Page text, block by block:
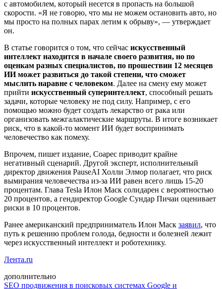
с автомобилем, который несется в пропасть на большой
скорости. «Я не говорю, что мы не можем остановить авто, но
мы просто на полных парах летим к обрыву», — утверждает
он.
В статье говорится о том, что сейчас искусственный
интеллект находится в начале своего развития, но по
оценкам разных специалистов, по прошествии 12 месяцев
ИИ может развиться до такой степени, что сможет
мыслить наравне с человеком. Далее на смену ему может
прийти искусственный суперинтеллект, способный решать
задачи, которые человеку не под силу. Например, с его
помощью можно будет создать лекарство от рака или
организовать межгалактические маршруты. В итоге возникает
риск, что в какой-то момент ИИ будет воспринимать
человечество как помеху.
Впрочем, пишет издание, Соарес приводит крайне
негативный сценарий. Другой эксперт, исполнительный
директор движения PauseAI Холли Элмор полагает, что риск
вымирания человечества из-за ИИ равен всего лишь 15-20
процентам. Глава Tesla Илон Маск солидарен с вероятностью
20 процентов, а гендиректор Google Сундар Пичаи оценивает
риски в 10 процентов.
Ранее американский предприниматель Илон Маск заявил, что
путь к решению проблем голода, бедности и болезней лежит
через искусственный интеллект и роботехнику.
Лента.ru
дополнительно
SEO продвижения в поисковых системах Google и